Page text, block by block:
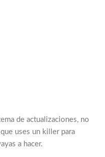
de actualizaciones, no
uses un killer para
a hacer.